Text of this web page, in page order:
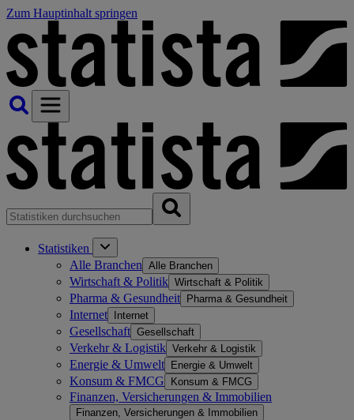
Zum Hauptinhalt springen
Statistiken
Alle Branchen Alle Branchen
Wirtschaft & Politik Wirtschaft & Politik
Pharma & Gesundheit Pharma & Gesundheit
Internet Internet
Gesellschaft Gesellschaft
Verkehr & Logistik Verkehr & Logistik
Energie & Umwelt Energie & Umwelt
Konsum & FMCG Konsum & FMCG
Finanzen, Versicherungen & Immobilien
Finanzen, Versicherungen & Immobilien